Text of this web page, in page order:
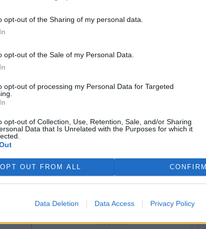
opt-out of the Sharing of my personal data.
opt-out of the Sale of my Personal Data.
opt-out of processing my Personal Data for Targeted
opt-out of Collection, Use, Retention, Sale, and/or Sharing
Data that Is Unrelated with the Purposes for which it
OPT OUT FROM ALL CONFIRM
Data Deletion Data Access Privacy Policy
povolení pro omezené a kontrolované použití vyšší
Využili to zemědělci v okresech Vyškov, Mladá
se ochrana porostů rodenticidy z důvodů nízké
a zemědělci mluvili o tom, že by bylo možné
určitých podmínek, zatím ale tento postup povolení
ochránci přírody, někteří vědci i někteří